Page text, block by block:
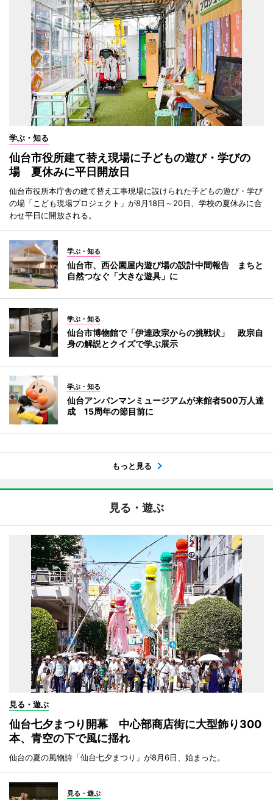
学ぶ・知る
仙台市役所建て替え現場に子どもの遊び・学びの
場 夏休みに平日開放日
仙台市役所本庁舎の建て替え工事現場に設けられた子どもの遊び・学び
の場「こども現場プロジェクト」が8月18日～20日、学校の夏休みに合
わせ平日に開放される。
学ぶ・知る
仙台市、西公園屋内遊び場の設計中間報告 まちと
自然つなぐ「大きな遊具」に
学ぶ・知る
仙台市博物館で「伊達政宗からの挑戦状」 政宗自
身の解説とクイズで学ぶ展示
学ぶ・知る
仙台アンパンマンミュージアムが来館者500万人達
成 15周年の節目前に
もっと見る
見る・遊ぶ
見る・遊ぶ
仙台七夕まつり開幕 中心部商店街に大型飾り300
本、青空の下で風に揺れ
仙台の夏の風物詩「仙台七夕まつり」が8月6日、始まった。
見る・遊ぶ